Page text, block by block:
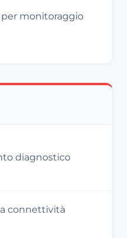
monitoraggio
diagnostico
connettività